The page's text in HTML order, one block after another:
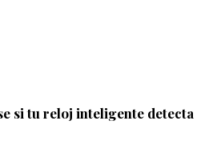
si tu reloj inteligente detecta